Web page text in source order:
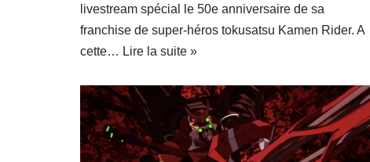
livestream spécial le 50e anniversaire de sa
franchise de super-héros tokusatsu Kamen Rider. A
cette… Lire la suite »